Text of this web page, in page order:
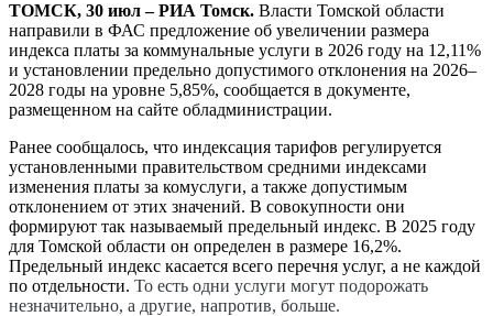
ТОМСК, 30 июл – РИА Томск. Власти Томской области
направили в ФАС предложение об увеличении размера
индекса платы за коммунальные услуги в 2026 году на 12,11%
и установлении предельно допустимого отклонения на 2026–
2028 годы на уровне 5,85%, сообщается в документе,
размещенном на сайте обладминистрации.
Ранее сообщалось, что индексация тарифов регулируется
установленными правительством средними индексами
изменения платы за комуслуги, а также допустимым
отклонением от этих значений. В совокупности они
формируют так называемый предельный индекс. В 2025 году
для Томской области он определен в размере 16,2%.
Предельный индекс касается всего перечня услуг, а не каждой
по отдельности. То есть одни услуги могут подорожать
незначительно, а другие, напротив, больше.